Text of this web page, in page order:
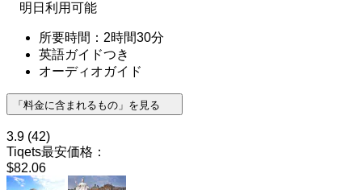
明日利用可能
所要時間：2時間30分
英語ガイドつき
オーディオガイド
「料金に含まれるもの」を見る
3.9 (42)
Tiqets最安価格：
$82.06